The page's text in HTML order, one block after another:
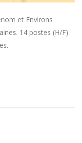
et Environs
14 postes (H/F)